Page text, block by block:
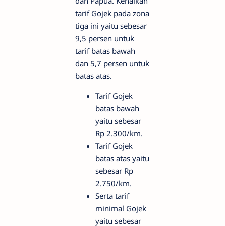
tarif Gojek pada zona
tiga ini yaitu sebesar
9,5 persen untuk
tarif batas bawah
dan 5,7 persen untuk
batas atas.
Tarif Gojek
batas bawah
yaitu sebesar
Rp 2.300/km.
Tarif Gojek
batas atas yaitu
sebesar Rp
2.750/km.
Serta tarif
minimal Gojek
yaitu sebesar